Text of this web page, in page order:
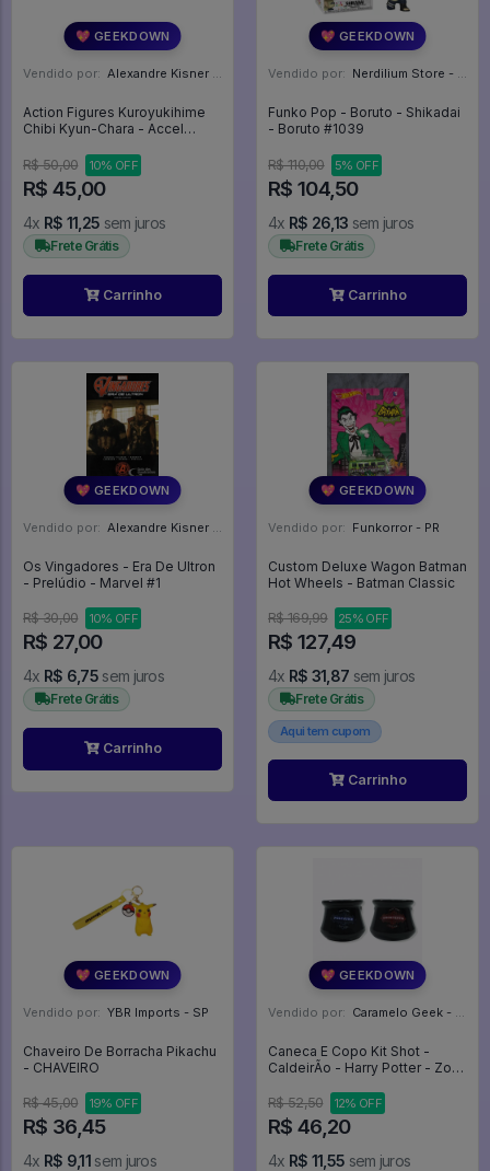
💖 GEEKDOWN
Vendido por: Alexandre Kisner - PR
Action Figures Kuroyukihime
Chibi Kyun-Chara - Accel
R$ 50,00
10% OFF
R$ 45,00
4x R$ 11,25 sem juros
Frete Grátis
Carrinho
💖 GEEKDOWN
Vendido por: Nerdilium Store - SP
Funko Pop - Boruto - Shikadai
- Boruto #1039
R$ 110,00 5% OFF
R$ 104,50
4x R$ 26,13 sem juros
Frete Grátis
Carrinho
💖 GEEKDOWN
Vendido por: Alexandre Kisner - PR
Os Vingadores - Era De Ultron
- Prelúdio - Marvel #1
R$ 30,00 10% OFF
R$ 27,00
4x R$ 6,75 sem juros
Frete Grátis
Carrinho
💖 GEEKDOWN
Vendido por: Funkorror - PR
Custom Deluxe Wagon Batman
Hot Wheels - Batman Classic
R$ 169,99 25% OFF
R$ 127,49
4x R$ 31,87 sem juros
Frete Grátis
Aqui tem cupom
Carrinho
💖 GEEKDOWN
Vendido por: YBR Imports - SP
Chaveiro De Borracha Pikachu
- CHAVEIRO
R$ 45,00 19% OFF
R$ 36,45
4x R$ 9,11 sem juros
💖 GEEKDOWN
Vendido por: Caramelo Geek - DF
Caneca E Copo Kit Shot -
CaldeirÃo - Harry Potter - Zona
R$ 52,50
12% OFF
R$ 46,20
4x R$ 11,55 sem juros